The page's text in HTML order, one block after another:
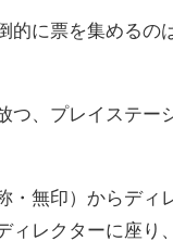
的に票を集めるの
つ、プレイステー
・無印）からディ
ィレクターに座り